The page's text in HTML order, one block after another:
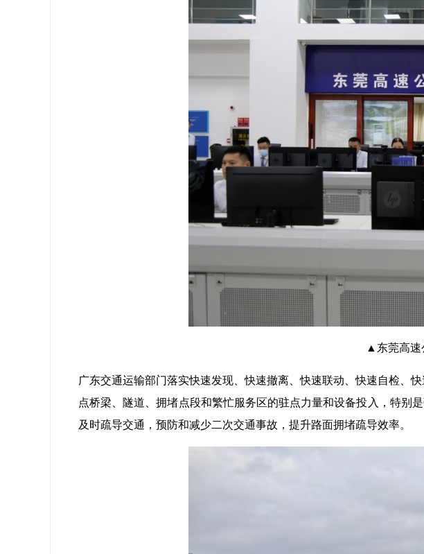
▲东莞高速
广东交通运输部门落实快速发现、快速撤离、快速联动、快速自检、
点桥梁、隧道、拥堵点段和繁忙服务区的驻点力量和设备投入，特别
及时疏导交通，预防和减少二次交通事故，提升路面拥堵疏导效率。